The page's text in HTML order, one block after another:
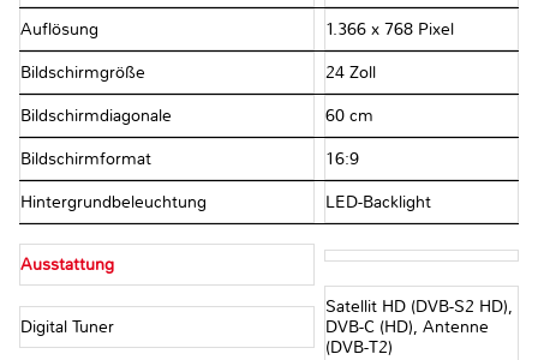
Auflösung 1.366 x 768 Pixel
Bildschirmgröße 24 Zoll
Bildschirmdiagonale 60 cm
Bildschirmformat 16:9
Hintergrundbeleuchtung LED-Backlight
Ausstattung
Digital Tuner
Satellit HD (DVB-S2 HD),
DVB-C (HD), Antenne
(DVB-T2)